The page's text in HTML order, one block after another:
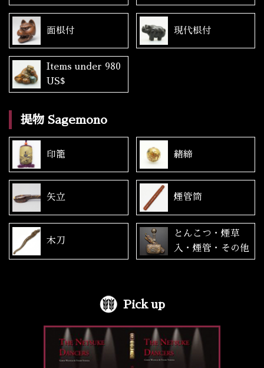
面根付 現代根付
Items under 980
US$
提物 Sagemono
印籠 緒締
矢立 煙管筒
木刀
とんこつ・煙草
入・煙管・その他
Pick up